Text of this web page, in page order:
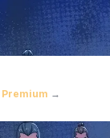
Premium →